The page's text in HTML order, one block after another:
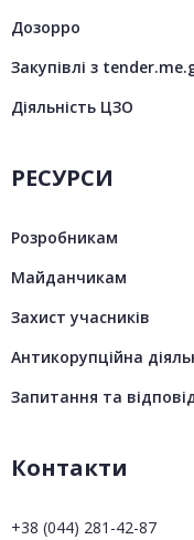
Дозорро
Закупівлі з
Діяльність ЦЗО
РЕСУРСИ
Розробникам
Майданчикам
Захист учасників
Антикорупційна
Запитання та
Контакти
+38 (044) 281-42-87